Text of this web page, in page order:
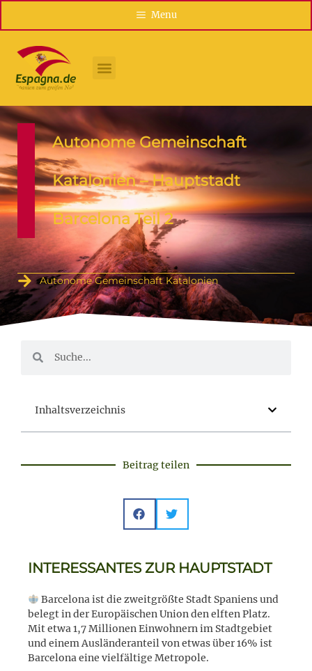
Menu
Autonome Gemeinschaft
Katalonien – Hauptstadt
Barcelona Teil 2
Autonome Gemeinschaft Katalonien
INTERESSANTES ZUR HAUPTSTADT
Barcelona ist die zweitgrößte Stadt Spaniens und
belegt in der Europäischen Union den elften Platz.
Mit etwa 1,7 Millionen Einwohnern im Stadtgebiet
und einem Ausländeranteil von etwas über 16% ist
Barcelona eine vielfältige Metropole.
Inhaltsverzeichnis
Beitrag teilen